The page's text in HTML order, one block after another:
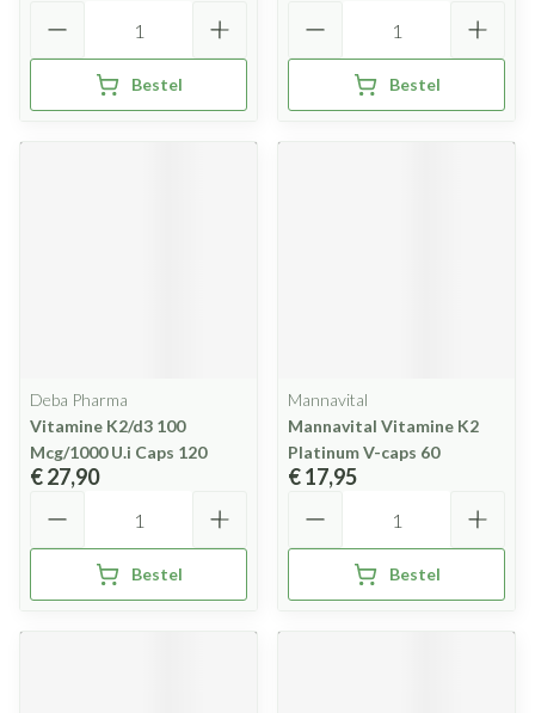
Bestel Bestel
Deba Pharma
Vitamine K2/d3 100
Mcg/1000 U.i Caps 120
€ 27,90
Bestel
Mannavital
Mannavital Vitamine K2
Platinum V-caps 60
€ 17,95
Bestel